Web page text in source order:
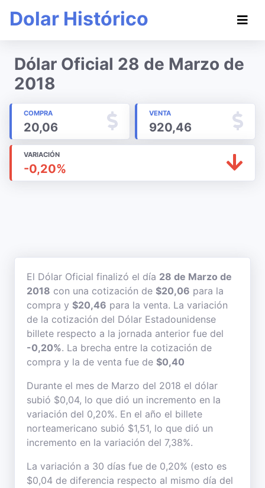
Dolar Histórico
Dólar Oficial 28 de Marzo de
2018
COMPRA
20,06
VENTA
920,46
VARIACIÓN
-0,20%
El Dólar Oficial finalizó el día 28 de Marzo de
2018 con una cotización de $20,06 para la
compra y $20,46 para la venta. La variación
de la cotización del Dólar Estadounidense
billete respecto a la jornada anterior fue del
-0,20%. La brecha entre la cotización de
compra y la de venta fue de $0,40
Durante el mes de Marzo del 2018 el dólar
subió $0,04, lo que dió un incremento en la
variación del 0,20%. En el año el billete
norteamericano subió $1,51, lo que dió un
incremento en la variación del 7,38%.
La variación a 30 días fue de 0,20% (esto es
$0,04 de diferencia respecto al mismo día del